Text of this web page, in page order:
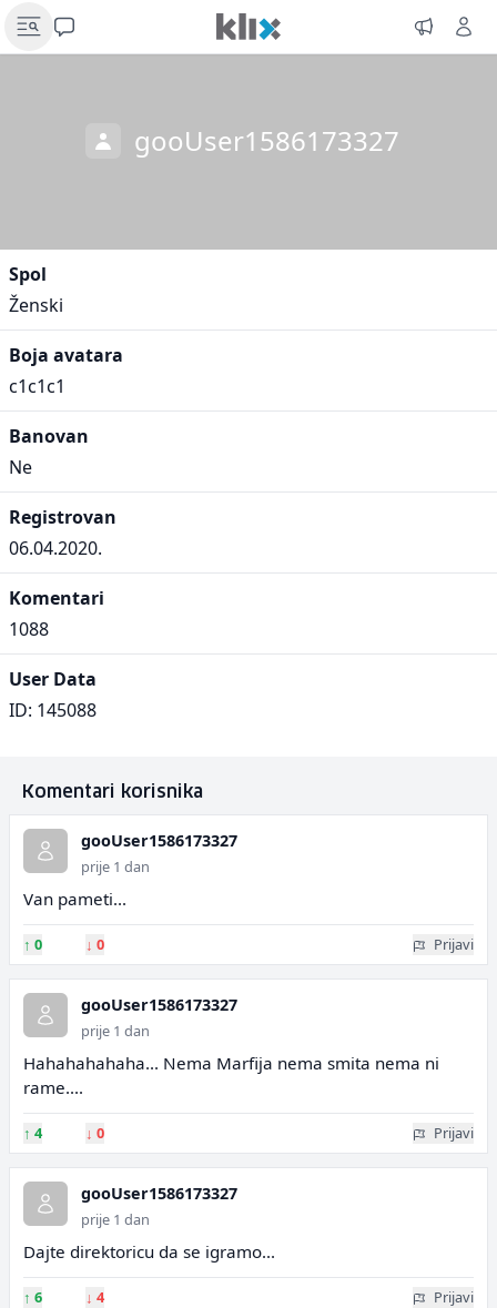
gooUser1586173327
Spol
Ženski
Boja avatara
c1c1c1
Banovan
Ne
Registrovan
06.04.2020.
Komentari
1088
User Data
ID: 145088
Komentari korisnika
gooUser1586173327
prije 1 dan
Van pameti...
↑ 0 ↓ 0 Prijavi
gooUser1586173327
prije 1 dan
Hahahahahaha... Nema Marfija nema smita nema ni
rame....
↑ 4 ↓ 0 Prijavi
gooUser1586173327
prije 1 dan
Dajte direktoricu da se igramo...
↑ 6 ↓ 4 Prijavi